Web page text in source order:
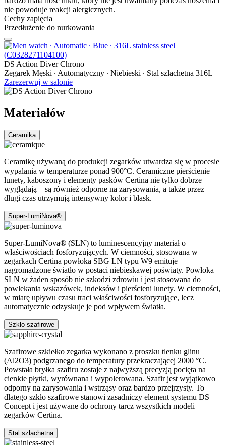
nie powoduje reakcji alergicznych.
Cechy zapięcia
Przedłużenie do nurkowania
DS Action Diver Chrono
Zegarek Męski ∙ Automatyczny ∙ Niebieski ∙ Stal szlachetna 316L
Zarezerwuj w salonie
Materiałów
Ceramika
Ceramikę używaną do produkcji zegarków utwardza się w procesie
wypalania w temperaturze ponad 900°C. Ceramiczne pierścienie
lunety, kaboszony i elementy pasków Certina nie tylko dobrze
wyglądają – są również odporne na zarysowania, a także przez
długi czas utrzymują intensywny kolor i blask.
Super-LumiNova®
Super-LumiNova® (SLN) to luminescencyjny materiał o
właściwościach fosforyzujących. W ciemności, stosowana w
zegarkach Certina powłoka SBG LN typu W9 emituje
nagromadzone światło w postaci niebieskawej poświaty. Powłoka
SLN w żaden sposób nie szkodzi zdrowiu i jest stosowana do
powlekania wskazówek, indeksów i pierścieni lunety. W ciemności,
w miarę upływu czasu traci właściwości fosforyzujące, lecz
automatycznie odzyskuje je pod wpływem światła.
Szkło szafirowe
Szafirowe szkiełko zegarka wykonano z proszku tlenku glinu
(Al2O3) podgrzanego do temperatury przekraczającej 2000 °C.
Powstała bryłka szafiru zostaje z najwyższą precyzją pocięta na
cienkie płytki, wyrównana i wypolerowana. Szafir jest wyjątkowo
odporny na zarysowania i wstrząsy oraz bardzo przejrzysty. To
dlatego szkło szafirowe stanowi zasadniczy element systemu DS
Concept i jest używane do ochrony tarcz wszystkich modeli
zegarków Certina.
Stal szlachetna